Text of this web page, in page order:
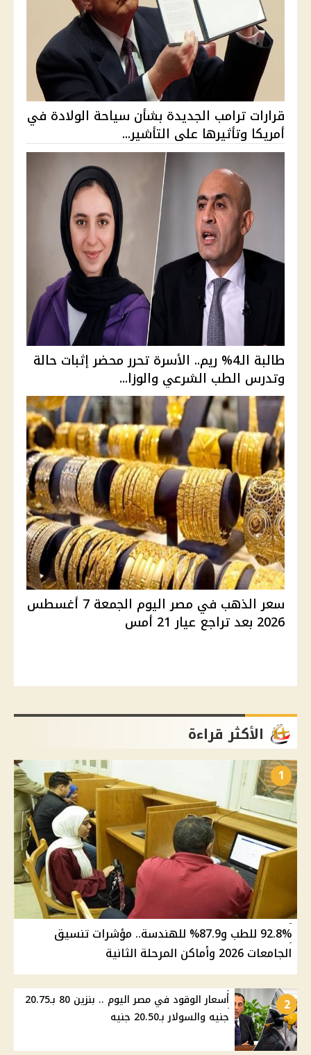
قرارات ترامب الجديدة بشأن سياحة الولادة في
أمريكا وتأثيرها على التأشير...
طالبة الـ4% ريم.. الأسرة تحرر محضر إثبات حالة
وتدرس الطب الشرعي والوزا...
سعر الذهب في مصر اليوم الجمعة 7 أغسطس
2026 بعد تراجع عيار 21 أمس
الأكثر قراءة
1
92.8% للطب و87.9% للهندسة.. مؤشرات تنسيق
الجامعات 2026 وأماكن المرحلة الثانية
2
أسعار الوقود في مصر اليوم .. بنزين 80 بـ20.75
جنيه والسولار بـ20.50 جنيه